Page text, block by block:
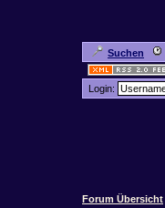
Suchen
Login:
Forum Übersicht